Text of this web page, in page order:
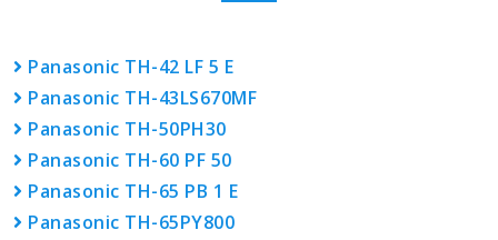
Panasonic TH-42 LF 5 E
Panasonic TH-43LS670MF
Panasonic TH-50PH30
Panasonic TH-60 PF 50
Panasonic TH-65 PB 1 E
Panasonic TH-65PY800